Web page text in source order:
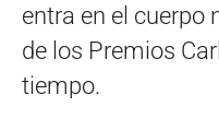
entra en el cuerpo
de los Premios
tiempo.